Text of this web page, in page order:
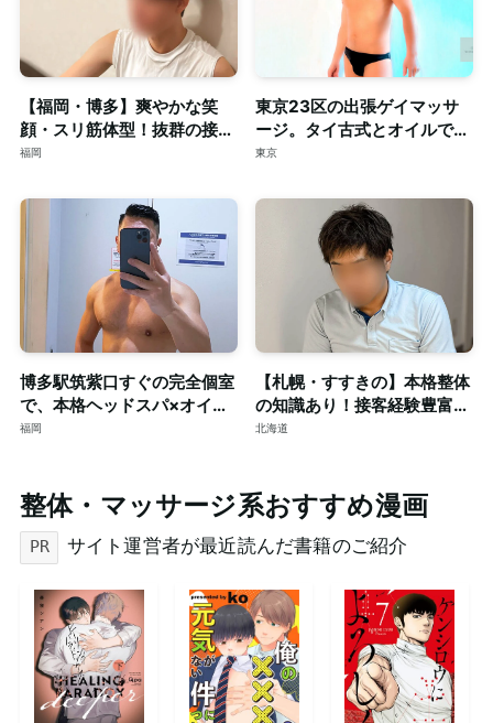
【福岡・博多】爽やかな笑
顔・スリ筋体型！抜群の接客
力も併せ持つイケメンセラピ
福岡
東京23区の出張ゲイマッサ
ージ。タイ古式とオイルで心
身を深く整える至福のリラク
東京
博多駅筑紫口すぐの完全個室
で、本格ヘッドスパ×オイル
マッサージ。ご予約はDMで
福岡
【札幌・すすきの】本格整体
の知識あり！接客経験豊富な
短髪筋トレ男子によるゲイマ
北海道
整体・マッサージ系おすすめ漫画
PR サイト運営者が最近読んだ書籍のご紹介